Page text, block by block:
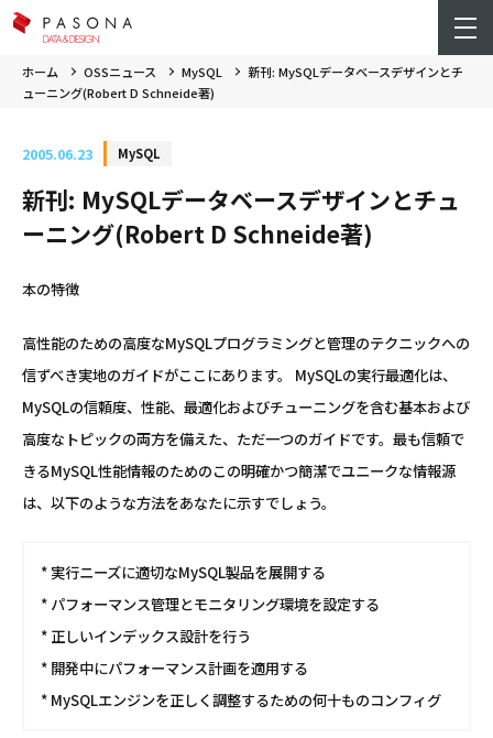
ホーム OSSニュース MySQL
新刊: MySQLデータベースデザインとチ
ューニング(Robert D Schneide著)
2005.06.23 MySQL
新刊: MySQLデータベースデザインとチュ
ーニング(Robert D Schneide著)
本の特徴
高性能のための高度なMySQLプログラミングと管理のテクニックへの
信ずべき実地のガイドがここにあります。 MySQLの実行最適化は、
MySQLの信頼度、性能、最適化およびチューニングを含む基本および
高度なトピックの両方を備えた、ただ一つのガイドです。最も信頼で
きるMySQL性能情報のためのこの明確かつ簡潔でユニークな情報源
は、以下のような方法をあなたに示すでしょう。
* 実行ニーズに適切なMySQL製品を展開する
* パフォーマンス管理とモニタリング環境を設定する
* 正しいインデックス設計を行う
* 開発中にパフォーマンス計画を適用する
* MySQLエンジンを正しく調整するための何十ものコンフィグ